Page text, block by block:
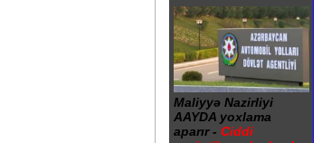
Maliyyə Nazirliyi
AAYDA yoxlama
aparır - Ciddi